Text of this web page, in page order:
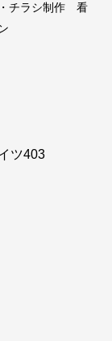
チラシ制作 看
ツ403